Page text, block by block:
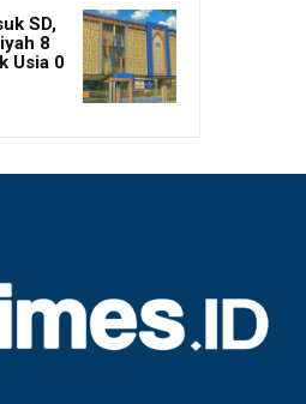
SD,
8
Usia 0